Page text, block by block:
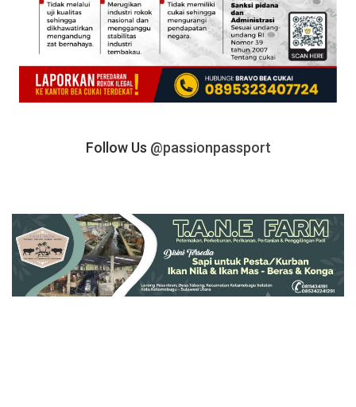
Follow Us @passionpassport